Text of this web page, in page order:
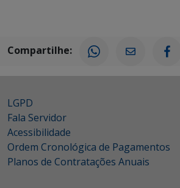
Compartilhe:
LGPD
Fala Servidor
Acessibilidade
Ordem Cronológica de Pagamentos
Planos de Contratações Anuais